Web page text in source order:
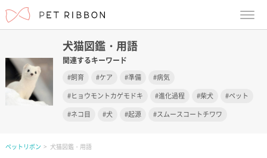
犬猫図鑑・用語
関連するキーワード
飼育 ケア 準備
病気
ヒョウモントカゲモドキ
進化過程 柴犬
ペット
ネコ目
犬 起源 スムースコートチワワ
ペットリボン 犬猫図鑑・用語